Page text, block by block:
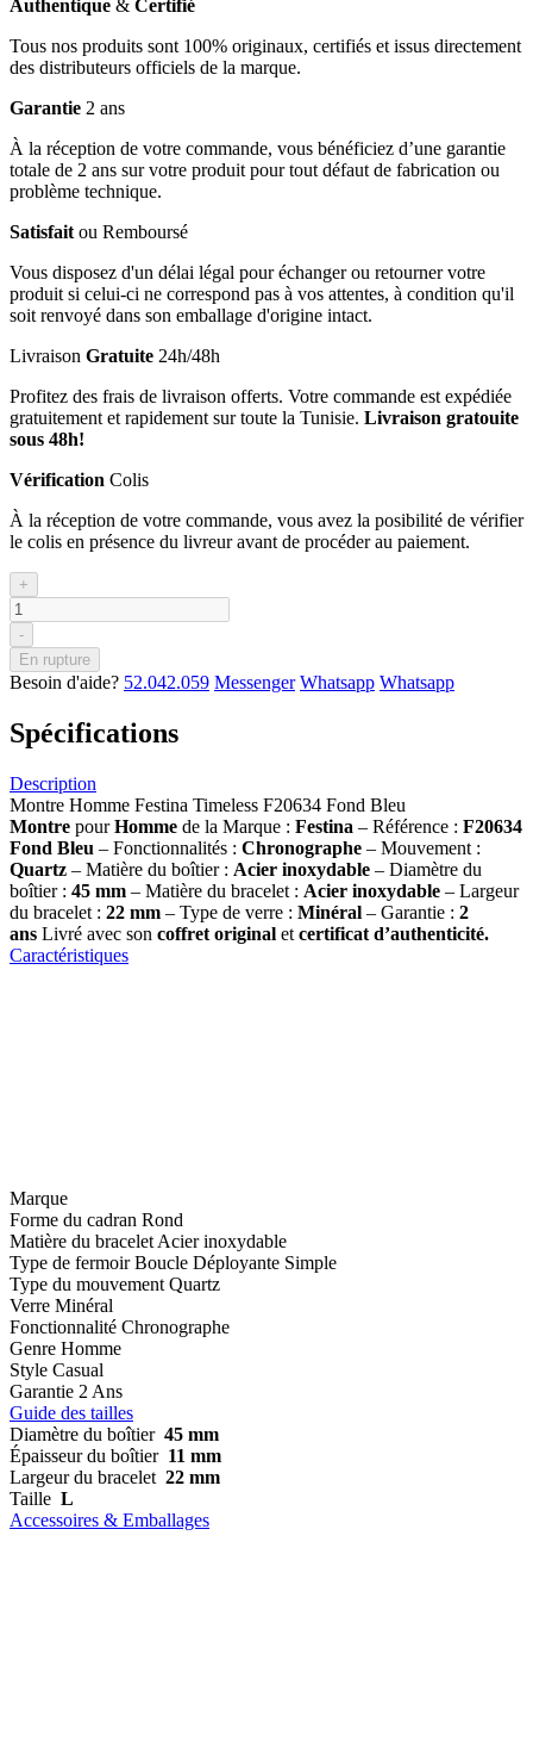
Authentique & Certifié
Tous nos produits sont 100% originaux, certifiés et issus directement
des distributeurs officiels de la marque.
Garantie 2 ans
À la réception de votre commande, vous bénéficiez d’une garantie
totale de 2 ans sur votre produit pour tout défaut de fabrication ou
problème technique.
Satisfait ou Remboursé
Vous disposez d'un délai légal pour échanger ou retourner votre
produit si celui-ci ne correspond pas à vos attentes, à condition qu'il
soit renvoyé dans son emballage d'origine intact.
Livraison Gratuite 24h/48h
Profitez des frais de livraison offerts. Votre commande est expédiée
gratuitement et rapidement sur toute la Tunisie. Livraison gratouite
sous 48h!
Vérification Colis
À la réception de votre commande, vous avez la posibilité de vérifier
le colis en présence du livreur avant de procéder au paiement.
+
-
En rupture
Besoin d'aide? 52.042.059 Messenger Whatsapp Whatsapp
Spécifications
Description
Montre Homme Festina Timeless F20634 Fond Bleu
Montre pourHomme de la Marque : Festina – Référence : F20634
Fond Bleu – Fonctionnalités : Chronographe – Mouvement :
Quartz – Matière du boîtier : Acier inoxydable – Diamètre du
boîtier : 45 mm – Matière du bracelet : Acier inoxydable – Largeur
du bracelet : 22 mm – Type de verre : Minéral – Garantie : 2
ans Livré avec son coffret original et certificat d’authenticité.
Caractéristiques
Marque
Forme du cadran Rond
Matière du bracelet Acier inoxydable
Type de fermoir Boucle Déployante Simple
Type du mouvement Quartz
Verre Minéral
Fonctionnalité Chronographe
Genre Homme
Style Casual
Garantie 2 Ans
Guide des tailles
Diamètre du boîtier 45 mm
Épaisseur du boîtier 11 mm
Largeur du bracelet 22 mm
Taille L
Accessoires & Emballages